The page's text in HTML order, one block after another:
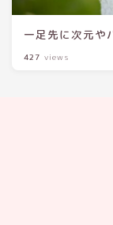
一足先に次元や
427 views